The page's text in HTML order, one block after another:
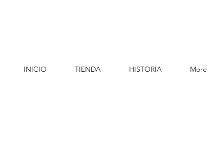
INICIO TIENDA HISTORIA More